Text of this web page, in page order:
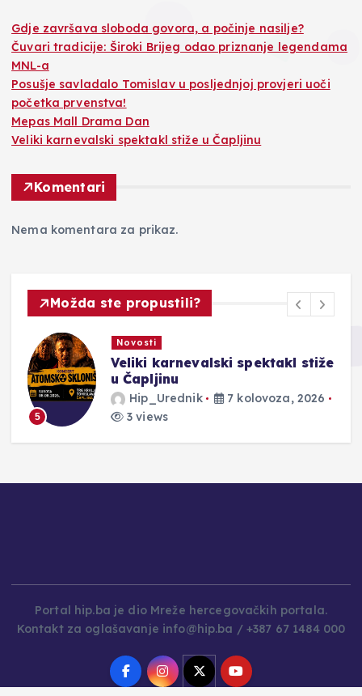
Gdje završava sloboda govora, a počinje nasilje?
Čuvari tradicije: Široki Brijeg odao priznanje legendama
MNL-a
Posušje savladalo Tomislav u posljednjoj provjeri uoči
početka prvenstva!
Mepas Mall Drama Dan
Veliki karnevalski spektakl stiže u Čapljinu
Komentari
Nema komentara za prikaz.
Možda ste propustili?
5
Novosti
Veliki karnevalski spektakl stiže
u Čapljinu
Hip_Urednik
7 kolovoza, 2026
3 views
Portal hip.ba je dio Mreže hercegovačkih portala.
Kontakt za oglašavanje info@hip.ba / +387 67 1484 000